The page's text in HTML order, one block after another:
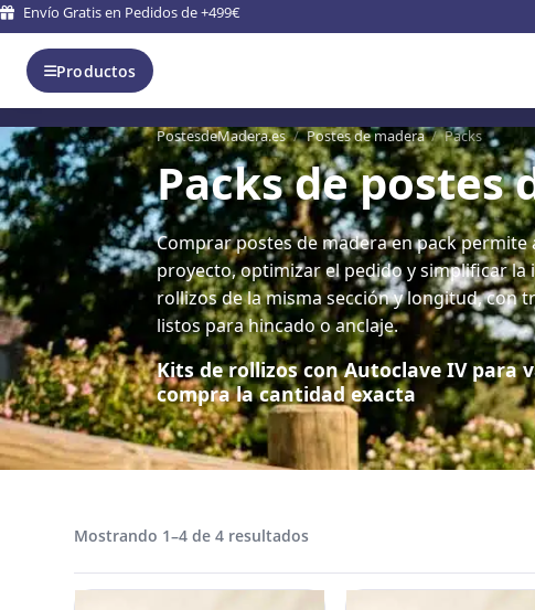
Envío Gratis en Pedidos de +499€
Productos
PostesdeMadera.es / Postes de madera / Packs
Packs de postes
Comprar postes de madera en pack permite
proyecto, optimizar el pedido y simplificar la
rollizos de la misma sección y longitud, con
listos para hincado o anclaje.
Kits de rollizos con Autoclave IV para
compra la cantidad exacta
Mostrando 1–4 de 4 resultados